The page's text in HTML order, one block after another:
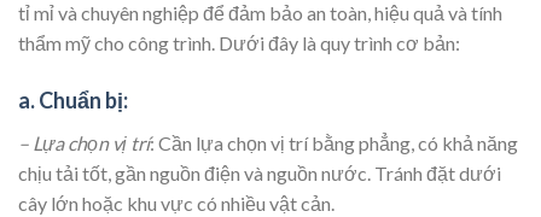
tỉ mỉ và chuyên nghiệp để đảm bảo an toàn, hiệu quả và tính
thẩm mỹ cho công trình. Dưới đây là quy trình cơ bản:
a. Chuẩn bị:
– Lựa chọn vị trí: Cần lựa chọn vị trí bằng phẳng, có khả năng
chịu tải tốt, gần nguồn điện và nguồn nước. Tránh đặt dưới
cây lớn hoặc khu vực có nhiều vật cản.